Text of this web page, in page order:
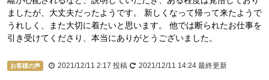
ましたが、大丈夫だったようです。 新しくなって帰って来たようで
うれしく、また大切に着たいと思います。 他では断られたお仕事を
引き受けてくださり、本当にありがとうございました。
お客様の声 2021/12/11 2:17 投稿 2021/12/11 14:24 最終更新